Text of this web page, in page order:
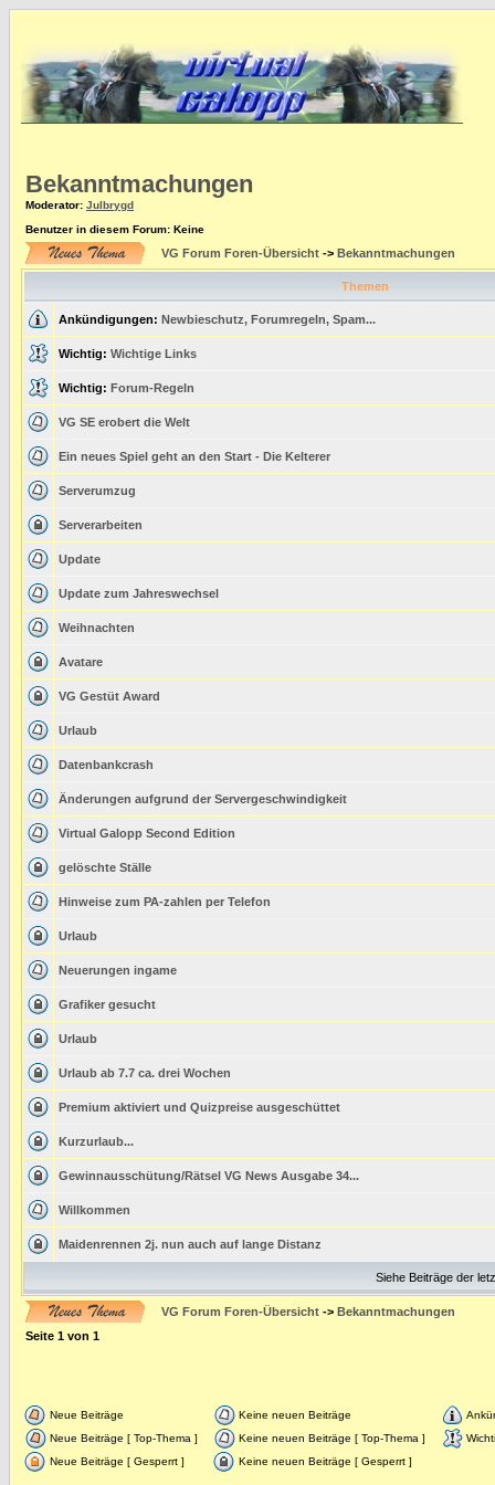
Bekanntmachungen
Moderator: Julbrygd
Benutzer in diesem Forum: Keine
VG Forum Foren-Übersicht -> Bekanntmachungen
Themen
Ankündigungen: Newbieschutz, Forumregeln, Spam...
Wichtig: Wichtige Links
Wichtig: Forum-Regeln
VG SE erobert die Welt
Ein neues Spiel geht an den Start - Die Kelterer
Serverumzug
Serverarbeiten
Update
Update zum Jahreswechsel
Weihnachten
Avatare
VG Gestüt Award
Urlaub
Datenbankcrash
Änderungen aufgrund der Servergeschwindigkeit
Virtual Galopp Second Edition
gelöschte Ställe
Hinweise zum PA-zahlen per Telefon
Urlaub
Neuerungen ingame
Grafiker gesucht
Urlaub
Urlaub ab 7.7 ca. drei Wochen
Premium aktiviert und Quizpreise ausgeschüttet
Kurzurlaub...
Gewinnausschütung/Rätsel VG News Ausgabe 34...
Willkommen
Maidenrennen 2j. nun auch auf lange Distanz
Siehe Beiträge der
VG Forum Foren-Übersicht -> Bekanntmachungen
Seite 1 von 1
Neue Beiträge Keine neuen Beiträge
Neue Beiträge [ Top-Thema ]
Keine neuen Beiträge [ Top-Thema ]
Neue Beiträge [ Gesperrt ]
Keine neuen Beiträge [ Gesperrt ]